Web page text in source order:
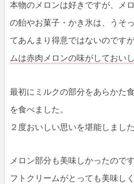
本物のメロンは好きですが、メ
の飴やお菓子・かき氷は、うそ
てあんまり得意ではないのですが
ムは赤肉メロンの味がしておい
最初にミルクの部分をあらかた
を食べました。
２度おいしい思いを堪能しました
メロン部分も美味しかったので
フトクリームがとっても美味し